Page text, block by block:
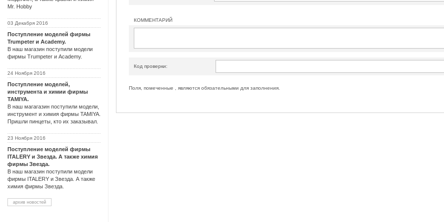
Mr. Hobby
03 Декабря 2016
Поступление моделей фирмы
Trumpeter и Academy.
В наш магазин поступили модели
фирмы Trumpeter и Academy.
24 Ноября 2016
Поступление моделей,
инструмента и химии фирмы
TAMIYA.
В наш магагазин поступили модели,
инструмент и химия фирмы TAMIYA.
Пришли пинцеты, кто их заказывал.
23 Ноября 2016
Поступление моделей фирмы
ITALERY и Звезда. А также химия
фирмы Звезда.
В наш магазин поступили модели
фирмы ITALERY и Звезда. А также
химия фирмы Звезда.
архив новостей
КОММЕНТАРИЙ
Код проверки:
Поля, помеченные , являются обязательными для заполнения.